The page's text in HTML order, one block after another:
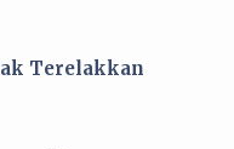
Terelakkan